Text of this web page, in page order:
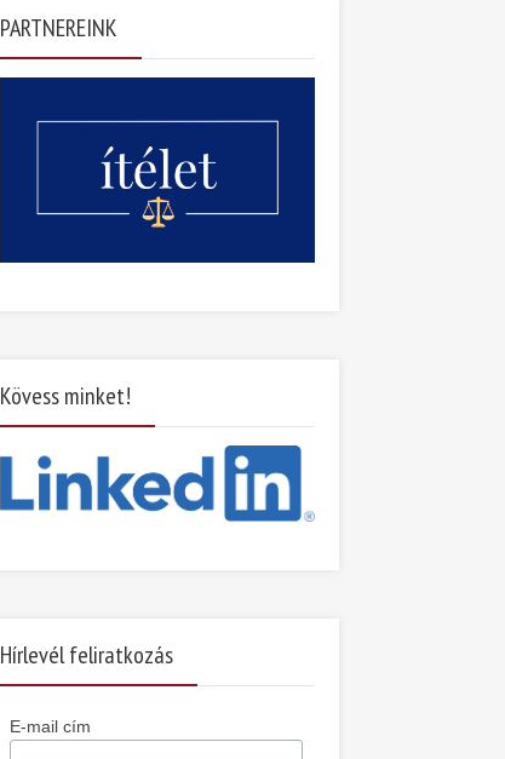
PARTNEREINK
Kövess minket!
Hírlevél feliratkozás
E-mail cím